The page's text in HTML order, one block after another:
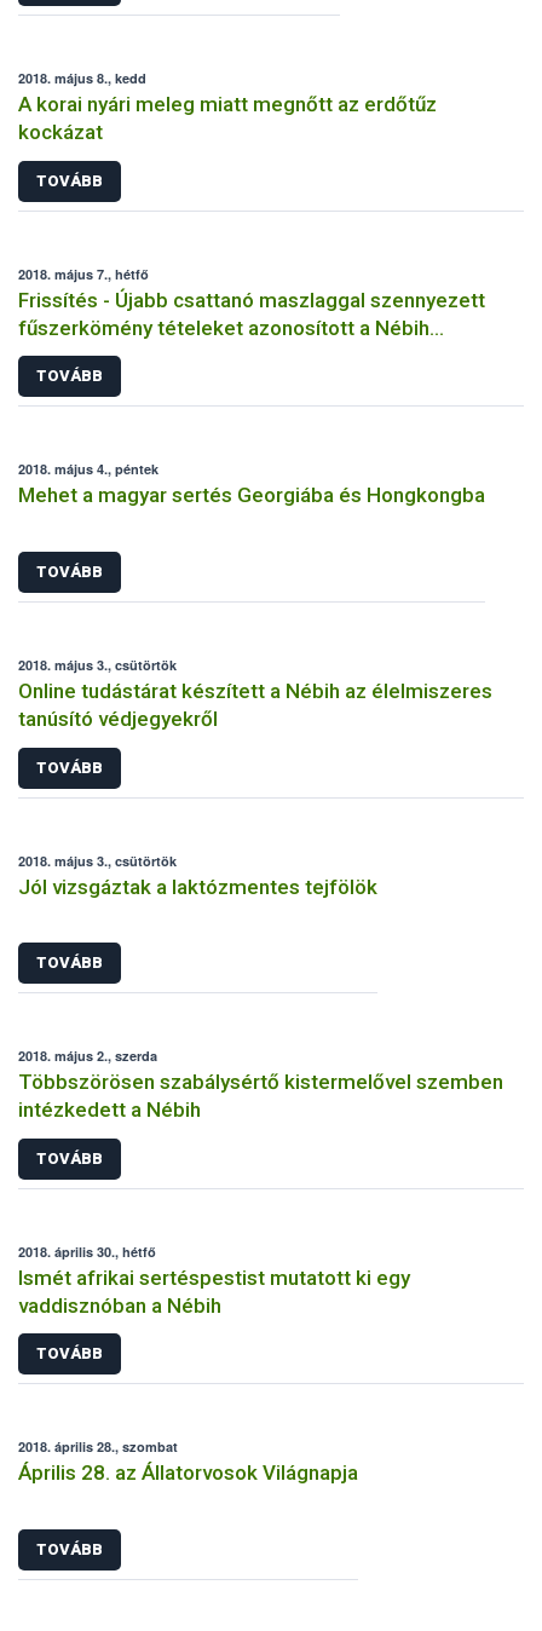
2018. május 8., kedd
A korai nyári meleg miatt megnőtt az erdőtűz
kockázat
TOVÁBB
2018. május 7., hétfő
Frissítés - Újabb csattanó maszlaggal szennyezett
fűszerkömény tételeket azonosított a Nébih
laboratóriuma
TOVÁBB
2018. május 4., péntek
Mehet a magyar sertés Georgiába és Hongkongba
TOVÁBB
2018. május 3., csütörtök
Online tudástárat készített a Nébih az élelmiszeres
tanúsító védjegyekről
TOVÁBB
2018. május 3., csütörtök
Jól vizsgáztak a laktózmentes tejfölök
TOVÁBB
2018. május 2., szerda
Többszörösen szabálysértő kistermelővel szemben
intézkedett a Nébih
TOVÁBB
2018. április 30., hétfő
Ismét afrikai sertéspestist mutatott ki egy
vaddisznóban a Nébih
TOVÁBB
2018. április 28., szombat
Április 28. az Állatorvosok Világnapja
TOVÁBB